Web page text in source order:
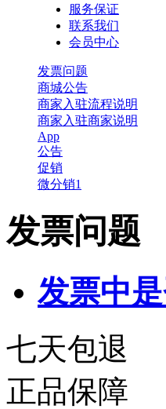
服务保证
联系我们
会员中心
发票问题
商城公告
商家入驻流程说明
商家入驻商家说明
App
公告
促销
微分销1
发票问题
发票中
七天包退
正品保障